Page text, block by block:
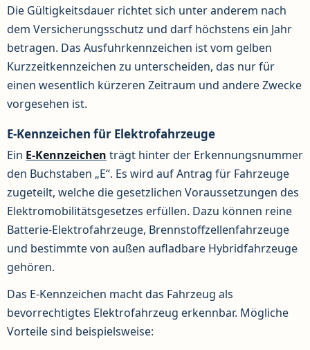
Die Gültigkeitsdauer richtet sich unter anderem nach
dem Versicherungsschutz und darf höchstens ein Jahr
betragen. Das Ausfuhrkennzeichen ist vom gelben
Kurzzeitkennzeichen zu unterscheiden, das nur für
einen wesentlich kürzeren Zeitraum und andere Zwecke
vorgesehen ist.
E-Kennzeichen für Elektrofahrzeuge
Ein E-Kennzeichen trägt hinter der Erkennungsnummer
den Buchstaben „E“. Es wird auf Antrag für Fahrzeuge
zugeteilt, welche die gesetzlichen Voraussetzungen des
Elektromobilitätsgesetzes erfüllen. Dazu können reine
Batterie-Elektrofahrzeuge, Brennstoffzellenfahrzeuge
und bestimmte von außen aufladbare Hybridfahrzeuge
gehören.
Das E-Kennzeichen macht das Fahrzeug als
bevorrechtigtes Elektrofahrzeug erkennbar. Mögliche
Vorteile sind beispielsweise: